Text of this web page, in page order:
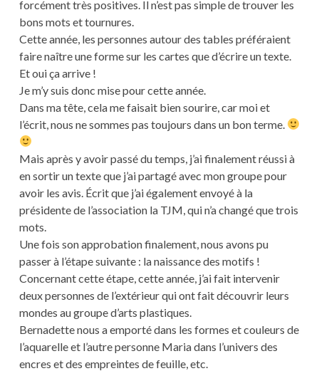
forcément très positives. Il n’est pas simple de trouver les
bons mots et tournures.
Cette année, les personnes autour des tables préféraient
faire naître une forme sur les cartes que d’écrire un texte.
Et oui ça arrive !
Je m’y suis donc mise pour cette année.
Dans ma tête, cela me faisait bien sourire, car moi et
l’écrit, nous ne sommes pas toujours dans un bon terme.
Mais après y avoir passé du temps, j’ai finalement réussi à
en sortir un texte que j’ai partagé avec mon groupe pour
avoir les avis. Écrit que j’ai également envoyé à la
présidente de l’association la TJM, qui n’a changé que trois
mots.
Une fois son approbation finalement, nous avons pu
passer à l’étape suivante : la naissance des motifs !
Concernant cette étape, cette année, j’ai fait intervenir
deux personnes de l’extérieur qui ont fait découvrir leurs
mondes au groupe d’arts plastiques.
Bernadette nous a emporté dans les formes et couleurs de
l’aquarelle et l’autre personne Maria dans l’univers des
encres et des empreintes de feuille, etc.